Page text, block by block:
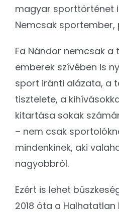
magyar sporttörténet
Nemcsak sportember,
Fa Nándor nemcsak a
emberek szívében is
sport iránti alázata, a
tisztelete, a
kitartása sokak
– nem csak
mindenkinek, aki
nagyobbról.
Ezért is lehet
2018 óta a